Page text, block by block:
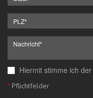
Hiermit stimme ich der
*Pflichtfelder